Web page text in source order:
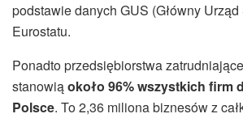
podstawie danych GUS (Główny
Eurostatu.
Ponadto przedsiębiorstwa
stanowiąokoło 96% wszystkich firm
Polsce. To 2,36 miliona biznesów z